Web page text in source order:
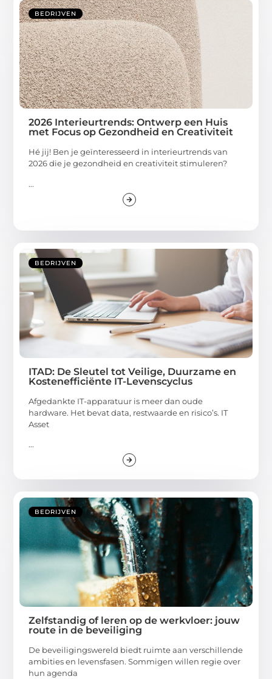
BEDRIJVEN
2026 Interieurtrends: Ontwerp een Huis
met Focus op Gezondheid en Creativiteit
Hé jij! Ben je geïnteresseerd in interieurtrends van
2026 die je gezondheid en creativiteit stimuleren?
...
BEDRIJVEN
ITAD: De Sleutel tot Veilige, Duurzame en
Kostenefficiënte IT-Levenscyclus
Afgedankte IT-apparatuur is meer dan oude
hardware. Het bevat data, restwaarde en risico’s. IT
Asset
...
BEDRIJVEN
Zelfstandig of leren op de werkvloer: jouw
route in de beveiliging
De beveiligingswereld biedt ruimte aan verschillende
ambities en levensfasen. Sommigen willen regie over
hun agenda